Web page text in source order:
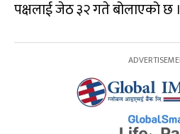
पक्षलाई जेठ ३२ गते बोलाएको छ ।